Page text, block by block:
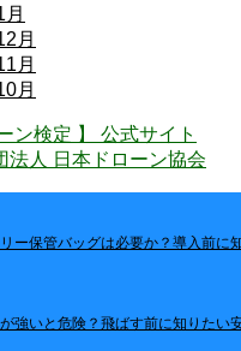
月
月
月
ン検定 】 公式サイト
法人 日本ドローン協会
ー保管バッグは必要か？導入前に
強いと危険？飛ばす前に知りたい